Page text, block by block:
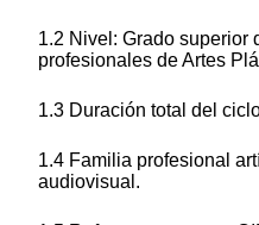
1.2 Nivel: Grado superior
profesionales de Artes
1.3 Duración total del
1.4 Familia profesional
audiovisual.